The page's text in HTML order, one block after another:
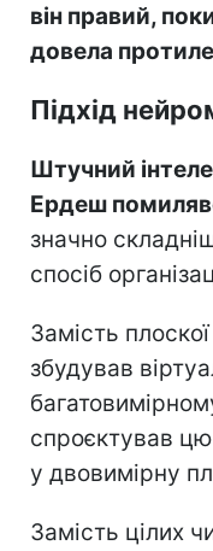
він правий,
довела
Підхід
Штучний
Ердеш
значно
спосіб
Замість
збудував
спроєктував
у двовимірну
Замість цілих